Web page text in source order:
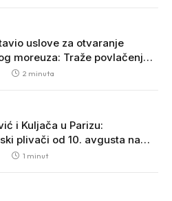
uslove za otvaranje
moreuza: Traže povlačenje
sankcija
2 minuta
i Kuljača u Parizu:
plivači od 10. avgusta na
prvenstvu
1 minut